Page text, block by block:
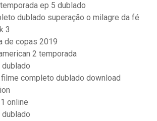
ep 5 dublado
dublado superação o milagre da fé
3
de copas 2019
2 temporada
dublado
completo dublado download
online
dublado